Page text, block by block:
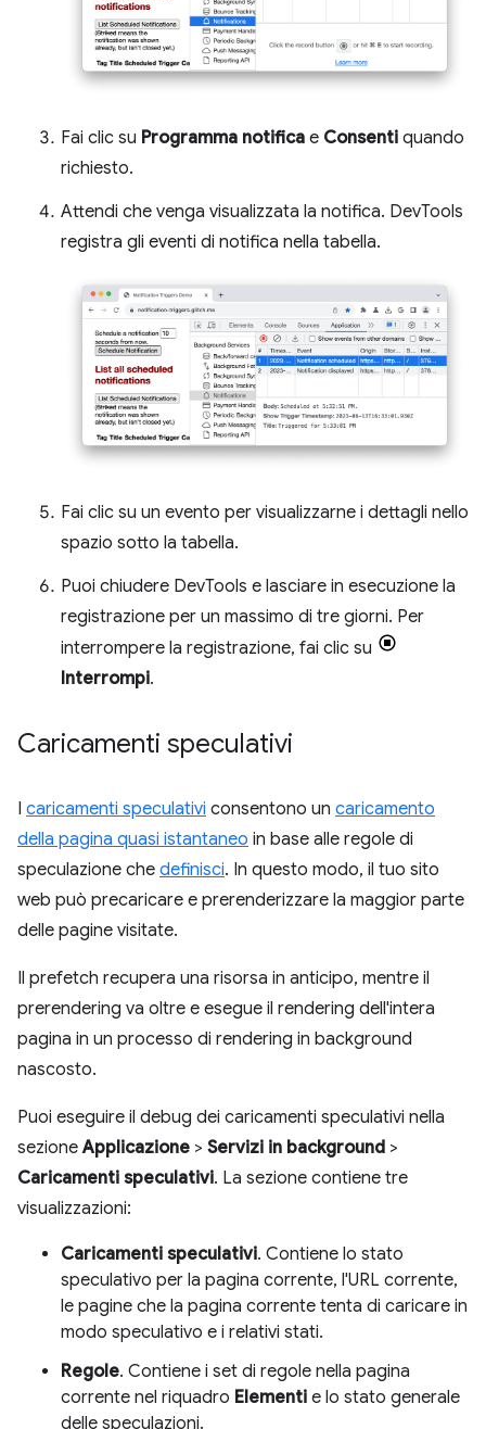
Fai clic su Programma notifica e Consenti quando
richiesto.
Attendi che venga visualizzata la notifica. DevTools
registra gli eventi di notifica nella tabella.
Fai clic su un evento per visualizzarne i dettagli nello
spazio sotto la tabella.
Puoi chiudere DevTools e lasciare in esecuzione la
registrazione per un massimo di tre giorni. Per
interrompere la registrazione, fai clic su
Interrompi.
Caricamenti speculativi
I caricamenti speculativi consentono un caricamento
della pagina quasi istantaneo in base alle regole di
speculazione che definisci. In questo modo, il tuo sito
web può precaricare e prerenderizzare la maggior parte
delle pagine visitate.
Il prefetch recupera una risorsa in anticipo, mentre il
prerendering va oltre e esegue il rendering dell'intera
pagina in un processo di rendering in background
nascosto.
Puoi eseguire il debug dei caricamenti speculativi nella
sezioneApplicazione > Servizi in background >
Caricamenti speculativi. La sezione contiene tre
visualizzazioni:
Caricamenti speculativi. Contiene lo stato
speculativo per la pagina corrente, l'URL corrente,
le pagine che la pagina corrente tenta di caricare in
modo speculativo e i relativi stati.
Regole. Contiene i set di regole nella pagina
corrente nel riquadro Elementi e lo stato generale
delle speculazioni.